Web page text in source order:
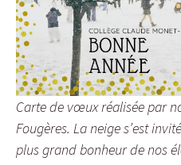
Carte de vœux réalisée par
Fougères. La neige s’est
plus grand bonheur de nos